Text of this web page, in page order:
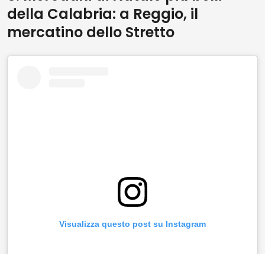
della Calabria: a Reggio, il
mercatino dello Stretto
Visualizza questo post su Instagram